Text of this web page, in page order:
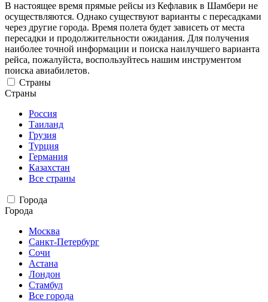
В настоящее время прямые рейсы из Кефлавик в Шамбери не
осуществляются. Однако существуют варианты с пересадками
через другие города. Время полета будет зависеть от места
пересадки и продолжительности ожидания. Для получения
наиболее точной информации и поиска наилучшего варианта
рейса, пожалуйста, воспользуйтесь нашим инструментом
поиска авиабилетов.
Страны
Страны
Россия
Таиланд
Грузия
Турция
Германия
Казахстан
Все страны
Города
Города
Москва
Санкт-Петербург
Сочи
Астана
Лондон
Стамбул
Все города